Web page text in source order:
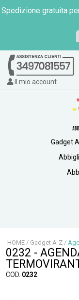
Spedizione gratuita
Il mio account
Gadget
HOME / Gadget A-Z /
0232 -
COD. 0232